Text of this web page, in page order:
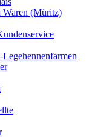
Waren (Müritz)